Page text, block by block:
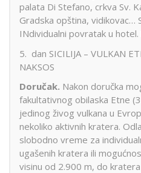
palata Di Stefano, crkva Sv.
Gradska opština, vidikovac…
INdividualni povratak u hotel.
5. dan SICILIJA – VULKAN
NAKSOS
Doručak. Nakon doručka
fakultativnog obilaska Etne
jedinog živog vulkana u
nekoliko aktivnih kratera.
slobodno vreme za
ugašenih kratera ili
visinu od 2.900 m, do